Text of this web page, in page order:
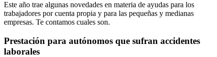
Este año trae algunas novedades en materia de ayudas para los
trabajadores por cuenta propia y para las pequeñas y medianas
empresas. Te contamos cuales son.
Prestación para autónomos que sufran accidentes
laborales